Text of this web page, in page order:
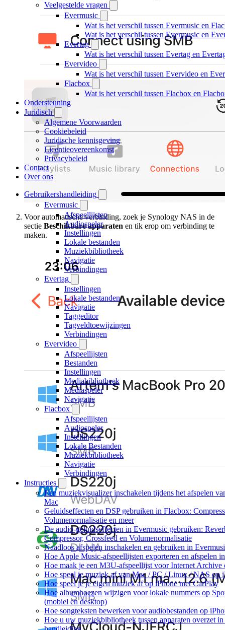
Veelgestelde vragen
Evermusic
Wat is het verschil tussen Evermusic en
Wat is het verschil tussen Evermusic en
Evertag
Wat is het verschil tussen Evertag en
Evervideo
Wat is het verschil tussen Evervideo en
Flacbox
Wat is het verschil tussen Flacbox en
Ondersteuning
Juridisch
Algemene Voorwaarden
Cookiebeleid
Juridische kennisgeving
Licentieovereenkomst
Privacybeleid
Contact
Over ons
Gebruikershandleiding
Evermusic
Afspeellijsten
Audiospeler
Instellingen
Lokale bestanden
Muziekbibliotheek
Navigatie
Verbindingen
Evertag
Instellingen
Lokale bestanden
Navigatie
Taggeditor
Tagveldtoewijzingen
Verbindingen
Evervideo
Afspeellijsten
Bestanden
Instellingen
Mediabibliotheek
Mediaspeler
Navigatie
Flacbox
Afspeellijsten
Audiospeler
Instellingen
Lokale Bestanden
Muziekbibliotheek
Navigatie
Verbindingen
Instructies
Een muziekvisualizer inschakelen tijdens het afspelen
Mac
Geluidseffecten en DSP gebruiken in Flacbox:
Volumenormalisatie en meer
De audio-geluidseffecten in Evermusic gebruiken:
Compressor, Crossfeed en Volumenormalisatie
Naadloos afspelen inschakelen en gebruiken in
Hoe Apple Music-afspeellijsten exporteren en afspelen
Hoe maak je een M3U-afspeellijst voor Internet
Hoe speel je muziek af van Mac / PC / Linux / NAS op
Hoe speel je je eigen muziek af op iPhone met CarPlay
Hoe albumhoezen wijzigen voor lokale nummers op
(mobiel en desktop)
Hoe songteksten bewerken voor audiobestanden op
Hoe u uw muziekbibliotheek tussen apparaten overzet
Voor automatische verbinding, zoek je Synology NAS in de
sectie Beschikbare apparaten en tik erop om verbinding te
maken.